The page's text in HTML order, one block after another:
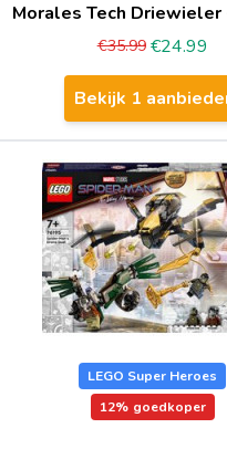
Morales Tech
€35.99 €24.99
Bekijk 1
LEGO Super Heroes
12% goedkoper